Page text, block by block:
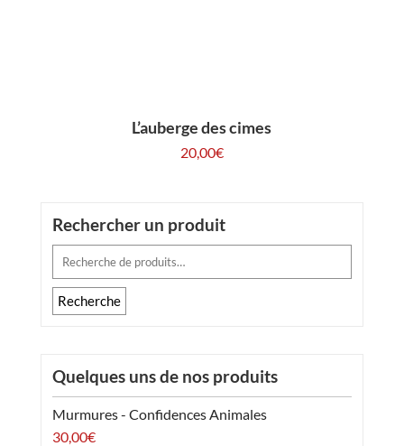
L’auberge des cimes
20,00€
Rechercher un produit
Recherche
pour :
Recherche
Quelques uns de nos produits
Murmures - Confidences Animales
30,00€